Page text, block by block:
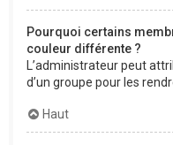
Pourquoi certains
couleur différente ?
L’administrateur peut
d’un groupe pour les
Haut